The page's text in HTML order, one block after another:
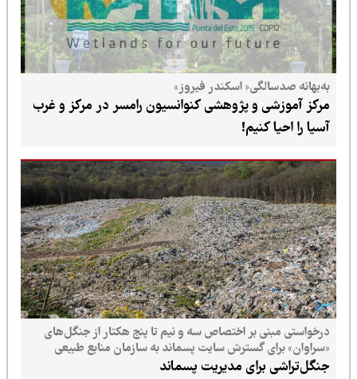
به‌بهانه صدسالگی« اسکندر فیروز»
مرکز آموزشی و پژوهشی کنوانسیون رامسر در مرکز و غرب
آسیا را احیا کنیم!
درخواستی مبنی بر اختصاص سه و نیم تا پنج هکتار از جنگل‌های
«سراوان» برای گسترش سایت پسماند به سازمان منابع طبیعی
ارسال شده است
جنگل‌تراشی برای مدیریت پسماند